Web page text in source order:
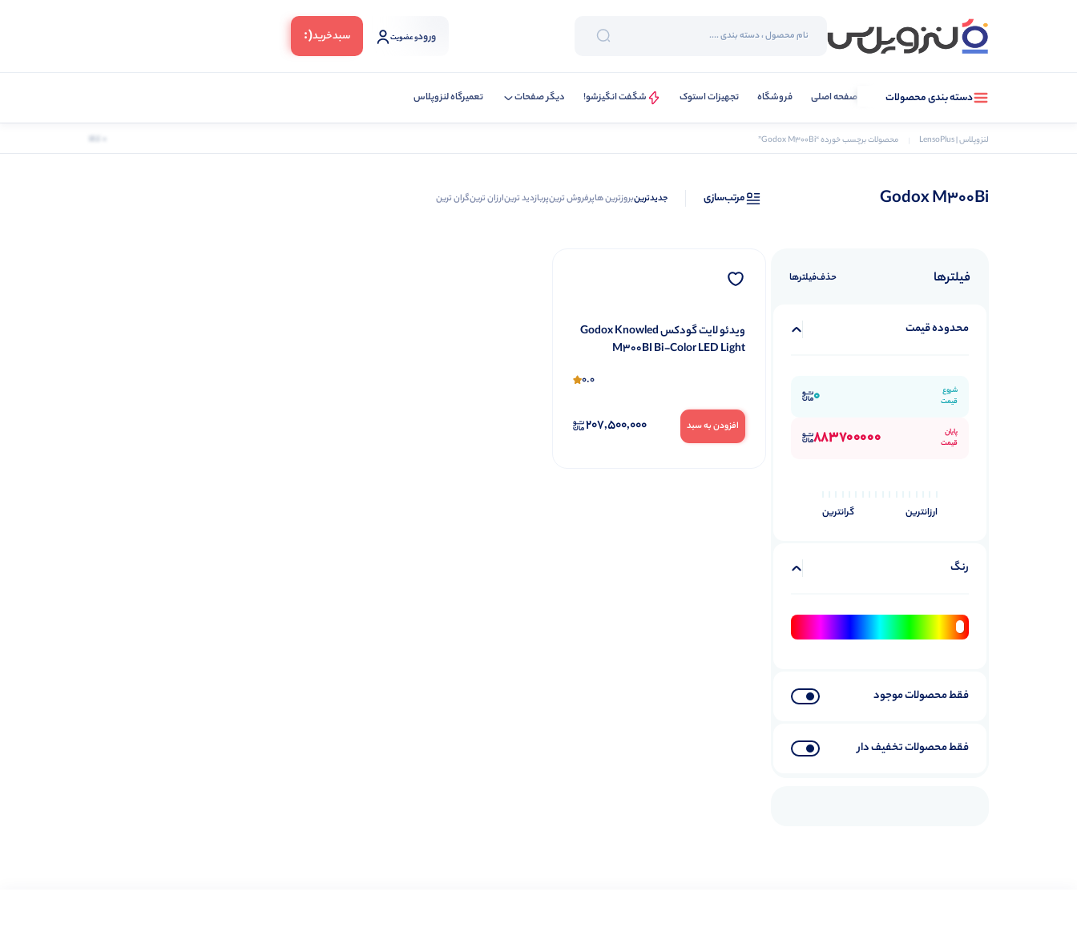
ورودو عضویت سبد‌خرید(:
دسته بندی محصولات صفحه اصلی فروشگاه تجهیزات استوک شگفت انگیزشو! دیگر صفحات تعمیرگاه لنزوپلاس
لنزوپلاس | LensoPlus محصولات برچسب خورده “Godox M300Bi”
Godox M300Bi
فیلترها حذف‌فیلتر‌ها
محدوده قیمت
شروع
قیمت
0
پایان
قیمت
883700000
ارزانترین گرانترین
رنگ
فقط محصولات موجود
فقط محصولات تخفیف دار
مرتب‌سازی جدیدترینبروزترین هاپرفروش ترینپربازدید ترینارزان ترینگران ترین
ویدئو لایت گودکس Godox Knowled
M300BI Bi-Color LED Light
0.0
افزودن به سبد 207,500,000